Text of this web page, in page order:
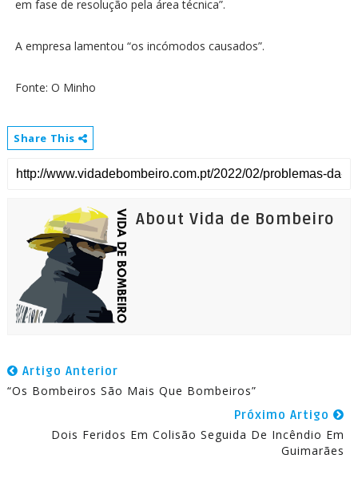
em fase de resolução pela área técnica”.
A empresa lamentou “os incómodos causados”.
Fonte: O Minho
Share This
About Vida de Bombeiro
Artigo Anterior
“Os Bombeiros São Mais Que Bombeiros”
Próximo Artigo
Dois Feridos Em Colisão Seguida De Incêndio Em
Guimarães